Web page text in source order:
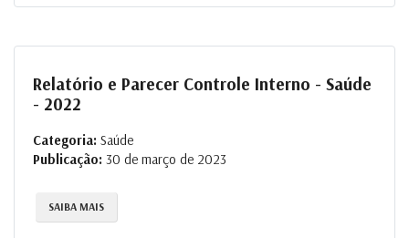
Relatório e Parecer Controle Interno - Saúde
- 2022
Categoria: Saúde
Publicação: 30 de março de 2023
SAIBA MAIS